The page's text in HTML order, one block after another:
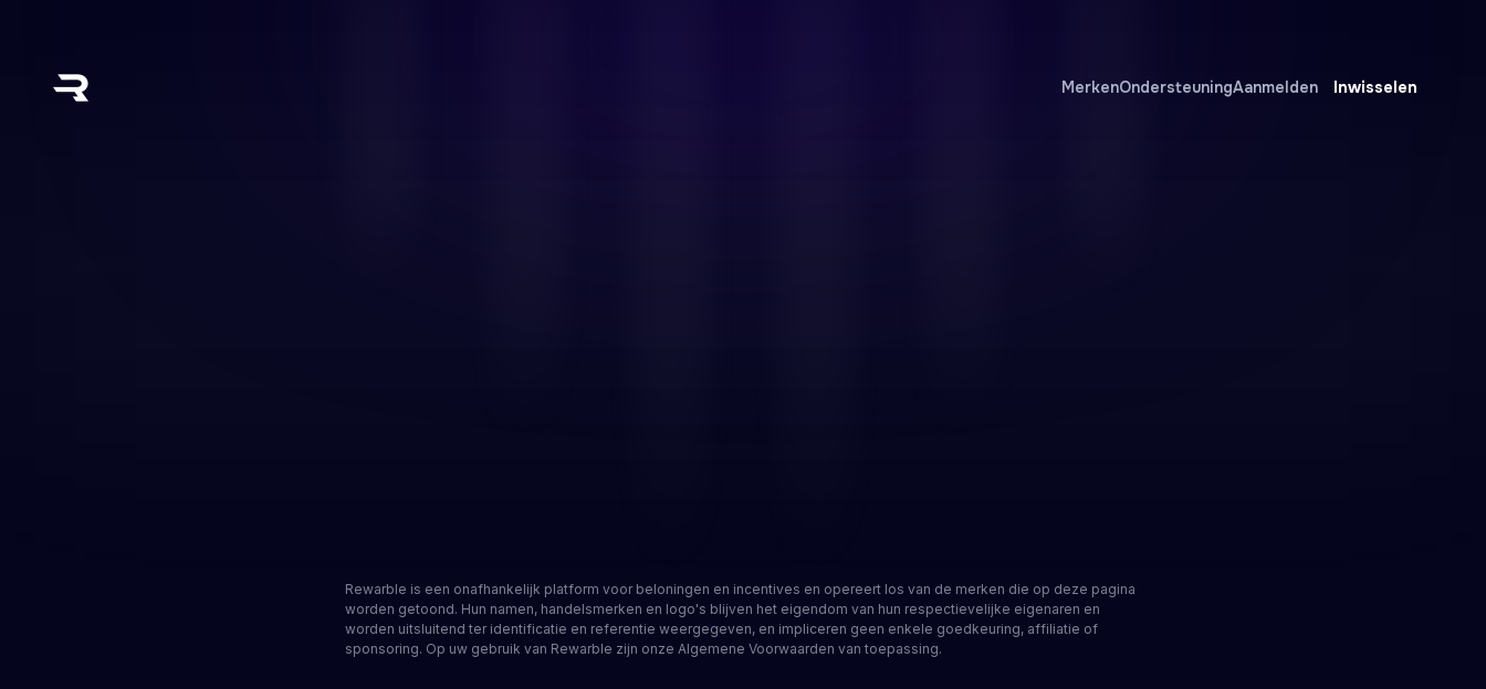
MerkenOndersteuningAanmelden Inwisselen
Rewarble is een onafhankelijk platform voor beloningen en incentives en opereert los van de merken die op deze pagina
worden getoond. Hun namen, handelsmerken en logo's blijven het eigendom van hun respectievelijke eigenaren en
worden uitsluitend ter identificatie en referentie weergegeven, en impliceren geen enkele goedkeuring, affiliatie of
sponsoring. Op uw gebruik van Rewarble zijn onze Algemene Voorwaarden van toepassing.